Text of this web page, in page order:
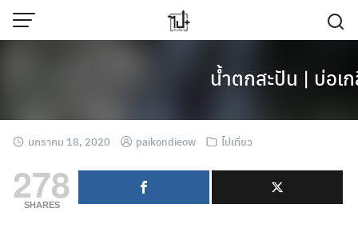
Skip
น้ำตกสะปัน | บ่อเ
มกราคม 18, 2020 paikondieow ไปเที่ยว
278
SHARES